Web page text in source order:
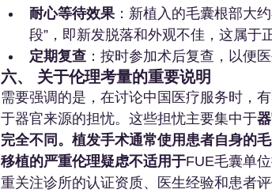
耐心等待效果 ：新植入的毛囊根部大
段”，即新发脱落和外观不佳，这属于
定期复查 ：按时参加术后复查，以便
六、 关于伦理考量的重要说明
需要强调的是，在讨论中国医疗服务时，
于器官来源的担忧。这些担忧主要集中于
完全不同。植发手术通常使用患者自身的
移植的严重伦理疑虑不适用于FUE毛囊单
重关注诊所的认证资质、医生经验和患者